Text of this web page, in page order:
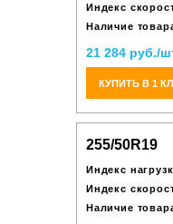
Индекс
Наличие
21 284 руб./
КУПИТЬ В 1
255/50R19
Индекс
Индекс
Наличие